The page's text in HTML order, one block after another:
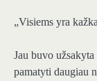
„Visiems yra
Jau buvo
pamatyti daugiau